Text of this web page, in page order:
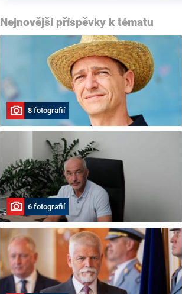
Nejnovější příspěvky k tématu
8 fotografií
6 fotografií